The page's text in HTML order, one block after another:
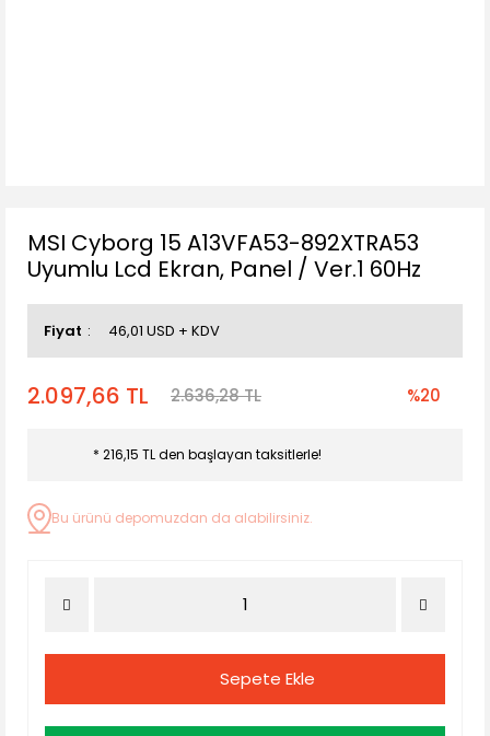
MSI Cyborg 15 A13VFA53-892XTRA53
Uyumlu Lcd Ekran, Panel / Ver.1 60Hz
Fiyat 46,01 USD + KDV
2.097,66 TL 2.636,28 TL %20
* 216,15 TL den başlayan taksitlerle!
Bu ürünü depomuzdan da alabilirsiniz.
Sepete Ekle